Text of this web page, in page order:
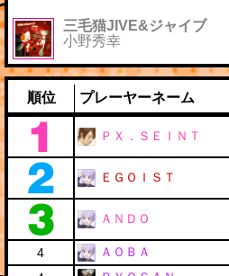
三毛猫JIVE&ジャイブ
小野秀幸
順位 プレーヤーネーム
ＰＸ．ＳＥＩＮＴ
ＥＧＯＩＳＴ
ＡＮＤＯ
4 ＡＯＢＡ